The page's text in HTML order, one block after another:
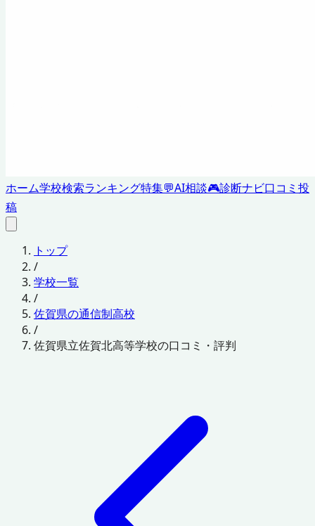
ホーム学校検索ランキング特集💬AI相談🎮診断ナビ口コミ投
稿
トップ
/
学校一覧
/
佐賀県の通信制高校
/
佐賀県立佐賀北高等学校の口コミ・評判